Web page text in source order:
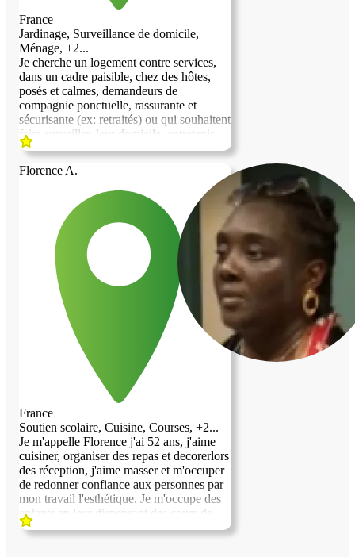
France
Jardinage, Surveillance de domicile,
Ménage, +2...
Je cherche un logement contre services,
dans un cadre paisible, chez des hôtes,
posés et calmes, demandeurs de
compagnie ponctuelle, rassurante et
sécurisante (ex: retraités) ou qui souhaitent
faire surveiller, leur domicile, entretenir
leur propriété, garder et nourrir, leurs
congés annuels (ex : actifs). Je suis
autonome, consciencieux, vigilant,
prévenant, soigné et ordonné. Je suis
sportif. Je ne fume pas, je ne bois pas (ou
exceptionnellement). J'ai le permis de
conduire. Je suis (modérément) solitaire et
je sors (relativement) peu. Mais j'aime mes
défauts et je ne les échangerai, pour rien
au monde. D'ailleurs, je fuis l'agitation du
monde ! Je consacre mon temps libre, à
des recherches, historiques et
généalogiques, personnelles,
particulièrement, complexes et
chronophages qui me contraignent, à la
régularité et me maintiennent, à domicile.
Autrement, j'ai derrière moi, deux années
d'expériences, en tout genre, en matière de
cohabitations contre services, dans des
fermes, des gîtes, pour des associations et
chez des particuliers. Je me suis occupé,
de toutes sortes d'animaux, d'élevage et de
compagnie. J'ai fait du jardinage, potager
(semis), d'agrément (pelouse) et paysager
(haies) ; de l'entretien, de clôtures
(désherbages), de bois (coupes) et de
vergers (tailles, cueillettes et ramassages).
Florence A.
France
Soutien scolaire, Cuisine, Courses, +2...
Je m'appelle Florence j'ai 52 ans, j'aime
cuisiner, organiser des repas et decorerlors
des réception, j'aime masser et m'occuper
de redonner confiance aux personnes par
mon travail l'esthétique. Je m'occupe des
enfants en leur dispensant des cours de
Français, de Mathématiques.